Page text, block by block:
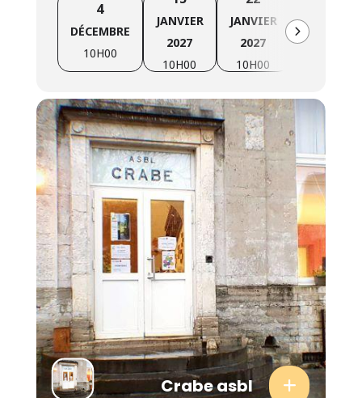
à celle-ci.
Plus d’infos:Cliquez ici pour plus d’informations
sur la formation « Cultive ton projet »
4
DÉCEMBRE
10H00
JANVIER
2027
10H00
JANVIER
2027
10H00
FÉVRIER
Crabe asbl